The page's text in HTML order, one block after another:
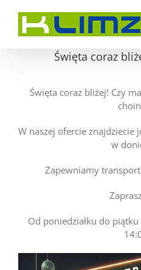
zawartości
Święta coraz
Święta coraz bliżej! Czy
W naszej ofercie znajdziecie
w
Zapewniamy
Od poniedziałku do